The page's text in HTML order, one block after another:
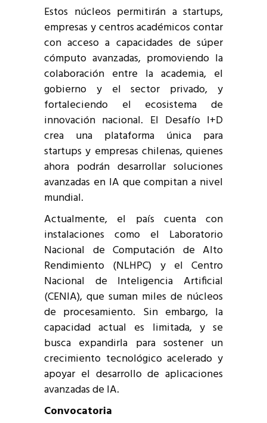
Estos núcleos permitirán a startups,
empresas y centros académicos contar
con acceso a capacidades de súper
cómputo avanzadas, promoviendo la
colaboración entre la academia, el
gobierno y el sector privado, y
fortaleciendo el ecosistema de
innovación nacional. El Desafío I+D
crea una plataforma única para
startups y empresas chilenas, quienes
ahora podrán desarrollar soluciones
avanzadas en IA que compitan a nivel
mundial.
Actualmente, el país cuenta con
instalaciones como el Laboratorio
Nacional de Computación de Alto
Rendimiento (NLHPC) y el Centro
Nacional de Inteligencia Artificial
(CENIA), que suman miles de núcleos
de procesamiento. Sin embargo, la
capacidad actual es limitada, y se
busca expandirla para sostener un
crecimiento tecnológico acelerado y
apoyar el desarrollo de aplicaciones
avanzadas de IA.
Convocatoria